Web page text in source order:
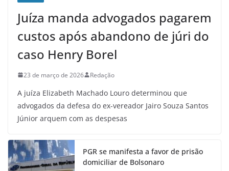
Juíza manda advogados pagarem
custos após abandono de júri do
caso Henry Borel
23 de março de 2026 Redação
A juíza Elizabeth Machado Louro determinou que
advogados da defesa do ex-vereador Jairo Souza Santos
Júnior arquem com as despesas
PGR se manifesta a favor de prisão
domiciliar de Bolsonaro